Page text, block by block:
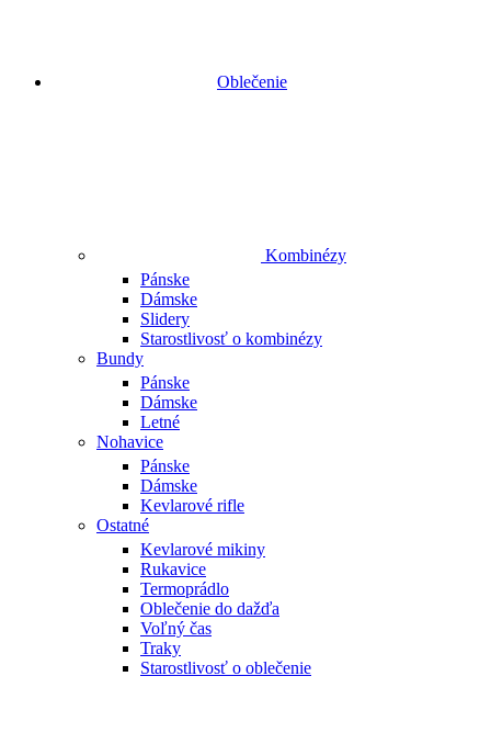
Oblečenie
Kombinézy
Pánske
Dámske
Slidery
Starostlivosť o kombinézy
Bundy
Pánske
Dámske
Letné
Nohavice
Pánske
Dámske
Kevlarové rifle
Ostatné
Kevlarové mikiny
Rukavice
Termoprádlo
Oblečenie do dažďa
Voľný čas
Traky
Starostlivosť o oblečenie